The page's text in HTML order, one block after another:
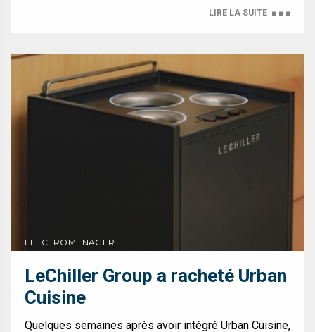
LIRE LA SUITE ■ ■ ■
ELECTROMENAGER
LeChiller Group a racheté Urban
Cuisine
Quelques semaines après avoir intégré Urban Cuisine,